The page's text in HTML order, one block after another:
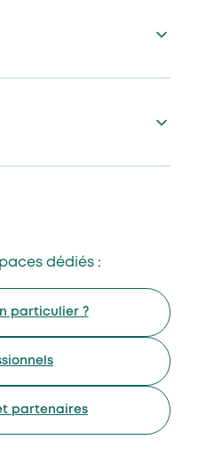
dédiés :
particulier ?
partenaires